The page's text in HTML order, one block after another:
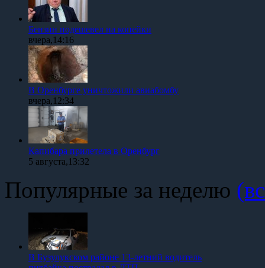
Бензин подешевел на копейки
вчера,14:16
В Оренбурге уничтожили авиабомбу
вчера,12:34
Капибара прилетела в Оренбург
5 августа,13:32
Популярные за неделю
В Бузулукском районе 13-летний водитель